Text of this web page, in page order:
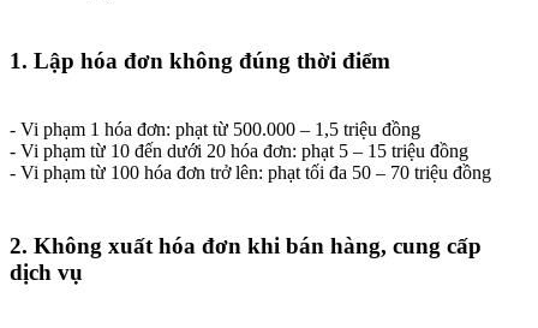
1. Lập hóa đơn không đúng thời điểm
- Vi phạm 1 hóa đơn: phạt từ 500.000 – 1,5 triệu đồng
- Vi phạm từ 10 đến dưới 20 hóa đơn: phạt 5 – 15 triệu đồng
- Vi phạm từ 100 hóa đơn trở lên: phạt tối đa 50 – 70 triệu đồng
2. Không xuất hóa đơn khi bán hàng, cung cấp
dịch vụ